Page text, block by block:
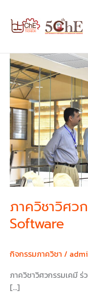
content
ภาควิชาวิศว
Software
กิจกรรมภาควิชา /
ภาควิชาวิศวกรรมเคมี ร่
[…]
ภาค
วิชา
วิศวกรรม
เคมี
จัด
อบรม
Software